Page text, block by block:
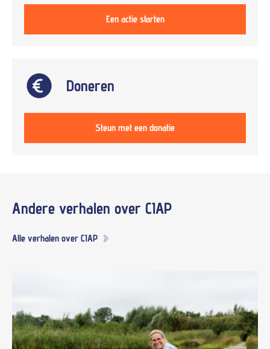
Een actie starten
Doneren
Steun met een donatie
Andere verhalen over CIAP
Alle verhalen over CIAP